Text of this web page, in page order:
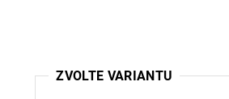
ZVOLTE VARIANTU